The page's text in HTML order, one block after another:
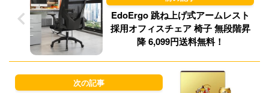
n
EdoErgo 跳ね上げ式アームレスト
採用オフィスチェア 椅子 無段階昇
降 6,099円送料無料！